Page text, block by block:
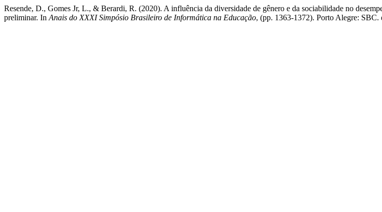
Resende, D., Gomes Jr, L., & Berardi, R. (2020). A influência da diversidade de gênero e da sociabilidade no
preliminar. In Anais do XXXI Simpósio Brasileiro de Informática na Educação, (pp. 1363-1372). Porto Alegre: